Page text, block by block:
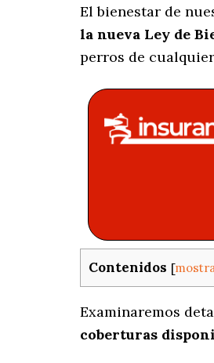
El bienestar de
la nueva Ley de
perros de
Contenidos [
Examinaremos
coberturas